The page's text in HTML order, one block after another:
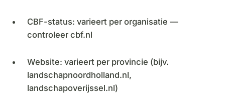
CBF-status: varieert per organisatie —
controleer cbf.nl
Website: varieert per provincie (bijv.
landschapnoordholland.nl,
landschapoverijssel.nl)